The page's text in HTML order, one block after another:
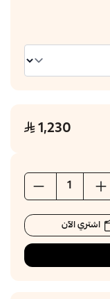
1,230
اشتري الآن